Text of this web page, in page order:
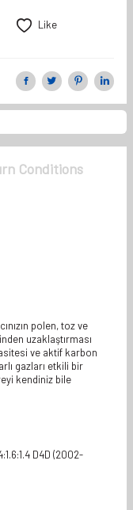
Like
Conditions
polen, toz ve
uzaklaştırması
ve aktif karbon
gazları etkili bir
kendiniz bile
D4D (2002-